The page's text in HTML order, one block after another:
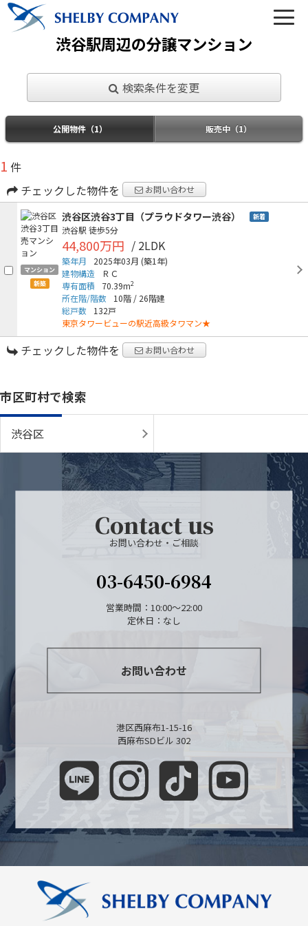
03-6450-6984
メールでのお問い合わせ
トップ
賃貸物件一覧
渋谷駅周辺の分譲マンション
検索条件を変更
公開物件（1） 販売中（1）
1 件
チェックした物件を
お問い合わせ
マンション
新築
渋谷区渋谷3丁目（プラウドタワー渋谷） 新着
渋谷駅 徒歩5分
44,800万円 / 2LDK
築年月 2025年03月 (築1年)
建物構造
ＲＣ
専有面積
70.39m2
所在階/階数 10階 / 26階建
総戸数
132戸
東京タワービューの駅近高級タワマン★
チェックした物件を お問い合わせ
市区町村で検索
渋谷区
Contact us
お問い合わせ・ご相談
03-6450-6984
営業時間：10:00～22:00
定休日：なし
お問い合わせ
港区西麻布1-15-16
西麻布SDビル 302